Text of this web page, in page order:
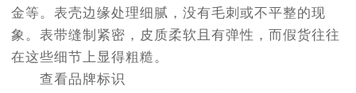
金等。表壳边缘处理细腻，没有毛刺或不平整的现
象。表带缝制紧密，皮质柔软且有弹性，而假货往往
在这些细节上显得粗糙。
查看品牌标识